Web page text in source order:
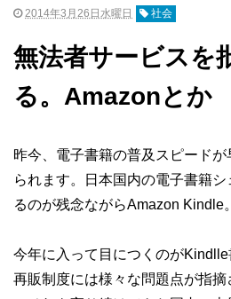
2014年3月26日水曜日 社会
無法者サービスを
る。Amazonとか
昨今、電子書籍の普及スピード
られます。日本国内の電子書籍
るのが残念ながらAmazon Kindle
今年に入って目につくのが
再販制度には様々な問題点が指